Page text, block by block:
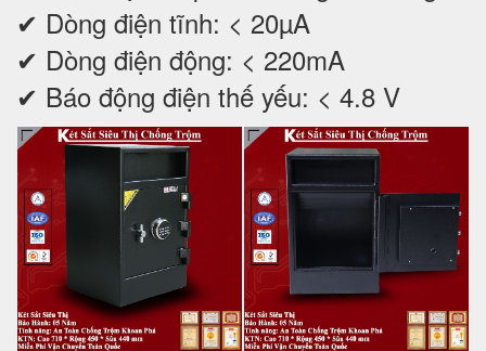
✔ Dòng điện tĩnh: < 20µA
✔ Dòng điện động: < 220mA
✔ Báo động điện thế yếu: < 4.8 V